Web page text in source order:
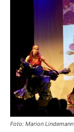
Foto: Marion Lindemann